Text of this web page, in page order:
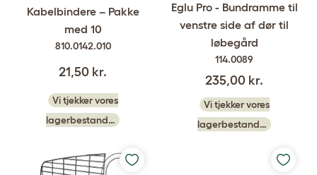
Kabelbindere – Pakke
med 10
810.0142.010
21,50 kr.
Vi tjekker vores
lagerbestand…
Eglu Pro - Bundramme til
venstre side af dør til
løbegård
114.0089
235,00 kr.
Vi tjekker vores
lagerbestand…